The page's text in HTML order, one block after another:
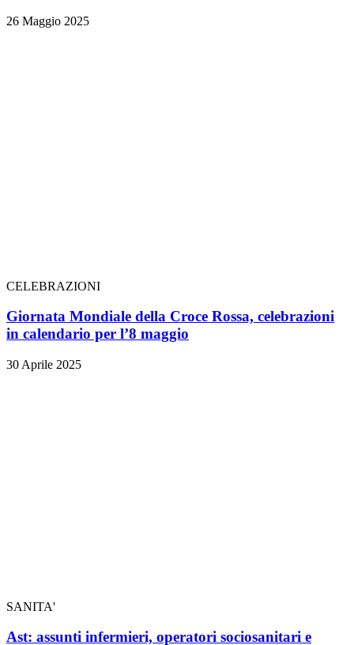
26 Maggio 2025
CELEBRAZIONI
Giornata Mondiale della Croce Rossa, celebrazioni
in calendario per l’8 maggio
30 Aprile 2025
SANITA'
Ast: assunti infermieri, operatori sociosanitari e